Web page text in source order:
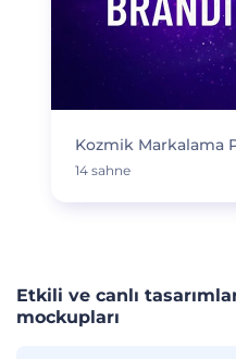
Kozmik Markalama
14 sahne
Etkili ve canlı
mockupları